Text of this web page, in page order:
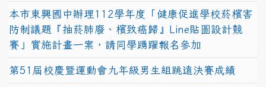
本市東興國中辦理112學年度「健康促進學校菸檳害
防制議題『抽菸肺廢、檳致癌歸』Line貼圖設計競
賽」實施計畫一案，請同學踴躍報名參加
第51屆校慶暨運動會九年級男生組跳遠決賽成績